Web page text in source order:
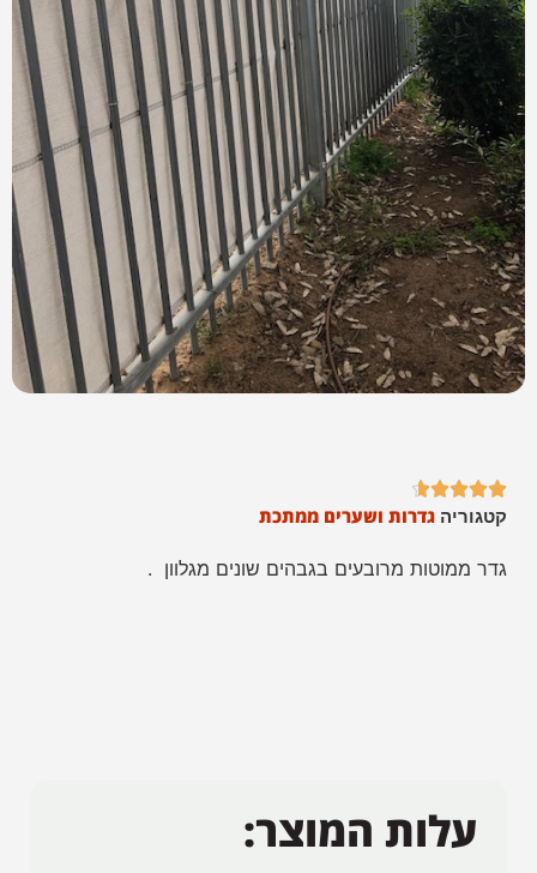





קטגוריה גדרות ושערים ממתכת
גדר ממוטות מרובעים בגבהים שונים מגלוון .
עלות המוצר: